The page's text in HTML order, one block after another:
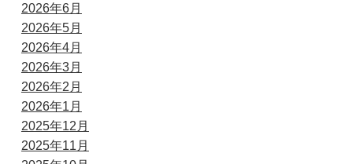
2026年6月
2026年5月
2026年4月
2026年3月
2026年2月
2026年1月
2025年12月
2025年11月